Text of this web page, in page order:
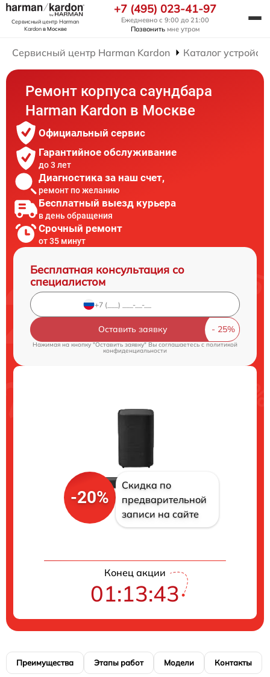
Сервисный центр Harman
Kardonв Москве
+7 (495) 023-41-97
Ежедневно с 9:00 до 21:00
Позвонить мне утром
Сервисный центр Harman Kardon Каталог устройств
Ремонт корпуса саундбара
Harman Kardon в Москве
Официальный сервис
Гарантийное обслуживание
до 3 лет
Диагностика за наш счет,
ремонт по желанию
Бесплатный выезд курьера
в день обращения
Срочный ремонт
от 35 минут
Бесплатная консультация со
специалистом
Оставить заявку
Нажимая на кнопку "Оставить заявку" Вы соглашаетесь cполитикой
конфиденциальности
-20%
Скидка по
предварительной
записи на сайте
Конец акции
01:13:43
Преимущества Этапы работ Модели Контакты